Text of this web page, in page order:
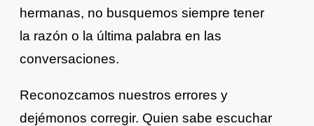
hermanas, no busquemos siempre tener
la razón o la última palabra en las
conversaciones.
Reconozcamos nuestros errores y
dejémonos corregir. Quien sabe escuchar